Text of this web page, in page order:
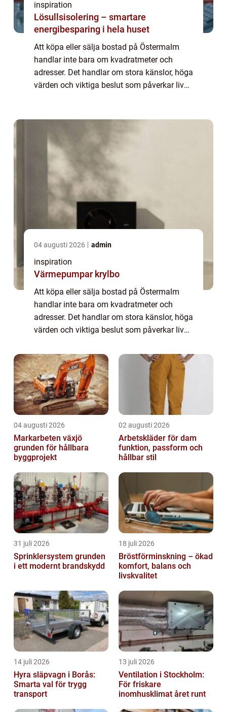
inspiration
Lösullsisolering – smartare
energibesparing i hela huset
Att köpa eller sälja bostad på Östermalm
handlar inte bara om kvadratmeter och
adresser. Det handlar om stora känslor, höga
värden och viktiga beslut som påverkar livet
04 augusti 2026 admin
inspiration
Värmepumpar krylbo
Att köpa eller sälja bostad på Östermalm
handlar inte bara om kvadratmeter och
adresser. Det handlar om stora känslor, höga
värden och viktiga beslut som påverkar livet
04 augusti 2026
Markarbeten växjö
grunden för hållbara
byggprojekt
02 augusti 2026
Arbetskläder för dam
funktion, passform och
hållbar stil
31 juli 2026
Sprinklersystem grunden
i ett modernt brandskydd
18 juli 2026
Bröstförminskning – ökad
komfort, balans och
livskvalitet
14 juli 2026
Hyra släpvagn i Borås:
Smarta val för trygg
transport
13 juli 2026
Ventilation i Stockholm:
För friskare
inomhusklimat året runt